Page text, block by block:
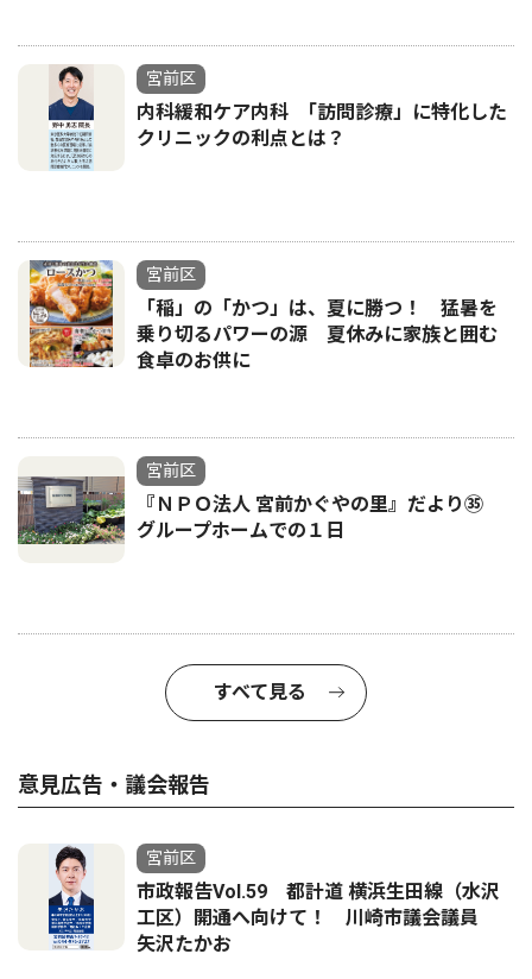
宮前区
内科緩和ケア内科 ｢訪問診療」に特化した
クリニックの利点とは？
宮前区
「稲」の「かつ」は、夏に勝つ！ 猛暑を
乗り切るパワーの源 夏休みに家族と囲む
食卓のお供に
宮前区
『ＮＰＯ法人 宮前かぐやの里』だより㉟
グループホームでの１日
すべて見る
意見広告・議会報告
宮前区
市政報告Vol.59 都計道 横浜生田線（水沢
工区）開通へ向けて！ 川崎市議会議員
矢沢たかお